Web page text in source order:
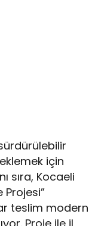
için
sıra, Kocaeli
Projesi”
teslim modern